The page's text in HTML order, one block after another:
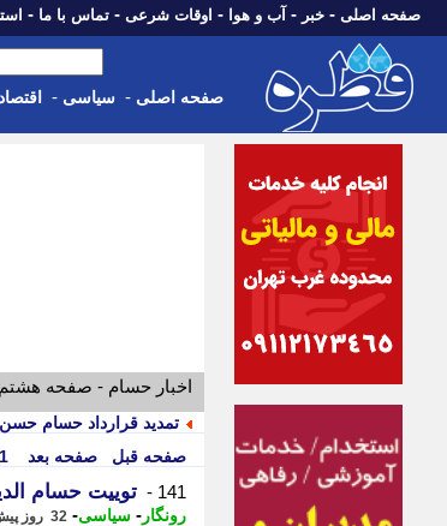
صفحه اصلی - خبر - آب و هوا - اوقات شرعی - تماس با ما -
صفحه اصلی - سیاسی -
اخبار حسام - صفحه هشتم
تمدید قرارداد حسام
صفحه قبل
صفحه بعد 1
141 - توییت حسام
رونگار - سیاسی- 32 روز پیش - دوشنبه 15 تیر 1405، 12:52